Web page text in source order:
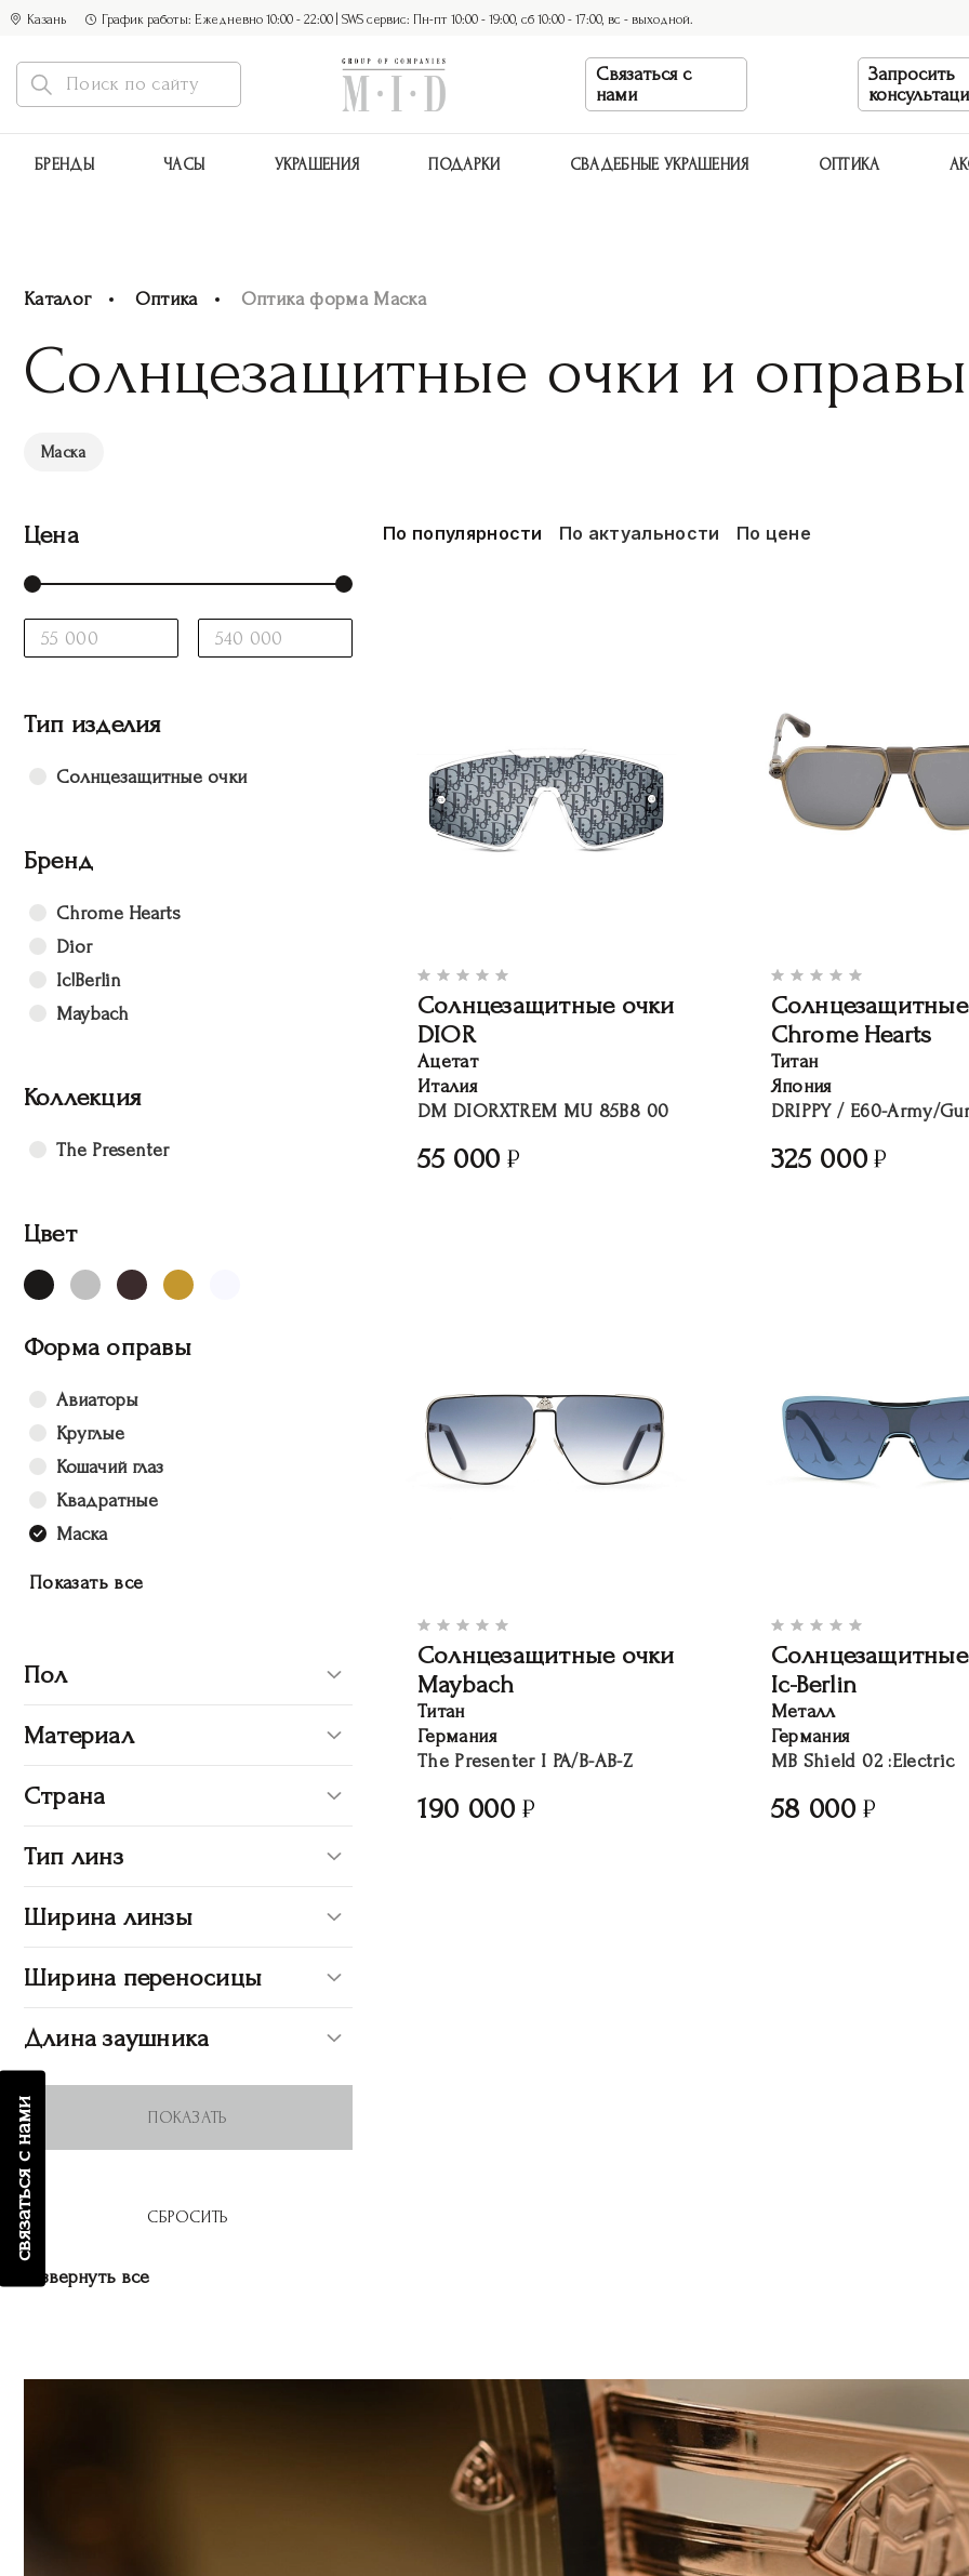
Казань График работы: Ежедневно 10:00 - 22:00 | SWS сервис: Пн-пт 10:00 - 19:00, сб 10:00 - 17:00, вс - выходной.
Связаться с
нами
Запросить
БРЕНДЫ ЧАСЫ УКРАШЕНИЯ ПОДАРКИ СВАДЕБНЫЕ УКРАШЕНИЯ ОПТИКА
связаться с нами
Каталог Оптика Оптика форма Маска
Солнцезащитные очки и
Маска
Цена
Тип изделия
Солнцезащитные очки
Бренд
Chrome Hearts
Dior
Ic!Berlin
Maybach
Коллекция
The Presenter
Цвет
Форма оправы
Авиаторы
Круглые
Кошачий глаз
Квадратные
Маска
Показать все
Пол
Материал
Страна
Тип линз
Ширина линзы
Ширина переносицы
Длина заушника
Развернуть все
По популярности По актуальности По цене
Солнцезащитные очки
DIOR
Ацетат
Италия
DM DIORXTREM MU 85B8 00
55 000
Chrome Hearts
Титан
Япония
DRIPPY / E60-Army/
325 000
Солнцезащитные очки
Maybach
Титан
Германия
The Presenter I PA/B-AB-Z
190 000
Ic-Berlin
Металл
Германия
MB Shield 02 :Electric
58 000